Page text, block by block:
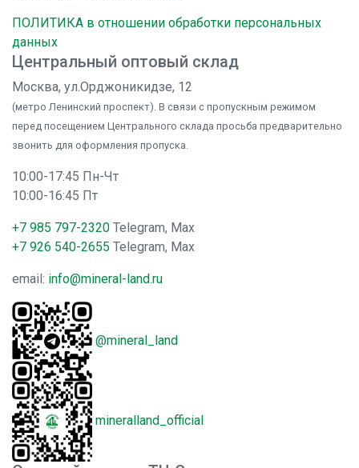
ПОЛИТИКА в отношении обработки персональных
данных
Центральный оптовый склад
Москва, ул.Орджоникидзе, 12
(метро Ленинский проспект). В связи с пропускным режимом
перед посещением Центрального склада просьба предварительно
звонить для оформления пропуска.
10:00-17:45 Пн-Чт
10:00-16:45 Пт
+7 985 797-2320 Telegram, Max
+7 926 540-2655 Telegram, Max
email: info@mineral-land.ru
@mineral_land
mineralland_official